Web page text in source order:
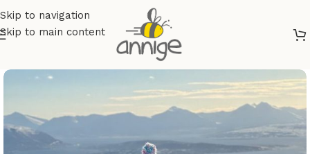
Skip to navigation
Skip to main content